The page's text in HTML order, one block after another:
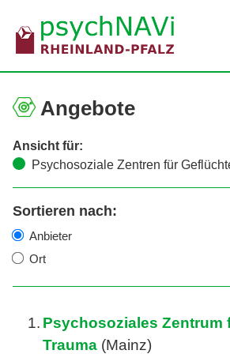
Angebote
Ansicht für:
Psychosoziale Zentren für
Sortieren nach:
Anbieter
Ort
1. Psychosoziales Zentrum
Trauma (Mainz)